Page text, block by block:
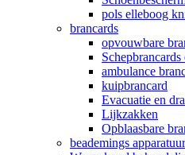
pols elleboog
brancards
opvouwbare
ambulance
kuipbrancard
Evacuatie en
Lijkzakken
Opblaasbare
beademings apparatuur